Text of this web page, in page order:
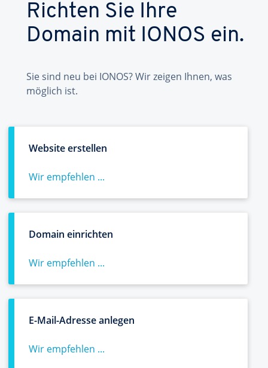
Richten Sie Ihre
Domain mit IONOS ein.
Sie sind neu bei IONOS? Wir zeigen Ihnen, was
möglich ist.
Website erstellen
Wir empfehlen ...
Domain einrichten
Wir empfehlen ...
E-Mail-Adresse anlegen
Wir empfehlen ...